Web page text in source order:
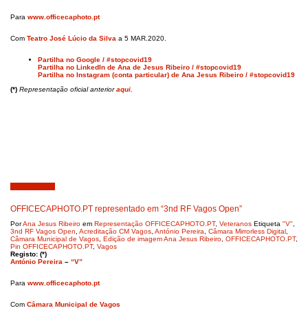
Para www.officecaphoto.pt
Com Teatro José Lúcio da Silva a 5 MAR.2020.
Partilha no Google / #stopcovid19
Partilha no LinkedIn de Ana de Jesus Ribeiro / #stopcovid19
Partilha no Instagram (conta particular) de Ana Jesus Ribeiro / #stopcovid19
(*) Representação oficial anterioraqui.
OFFICECAPHOTO.PT representado em “3nd RF Vagos Open”
PorAna Jesus Ribeiro em Representação OFFICECAPHOTO.PT, Veteranos Etiqueta "V"
3nd RF Vagos Open Acreditação CM Vagos António Pereira Câmara Mirrorless Digital
Câmara Municipal de Vagos Edição de imagem Ana Jesus Ribeiro OFFICECAPHOTO.PT,
Pin OFFICECAPHOTO.PT, Vagos
Registo: (*)
António Pereira – “V”
Para www.officecaphoto.pt
Com Câmara Municipal de Vagos